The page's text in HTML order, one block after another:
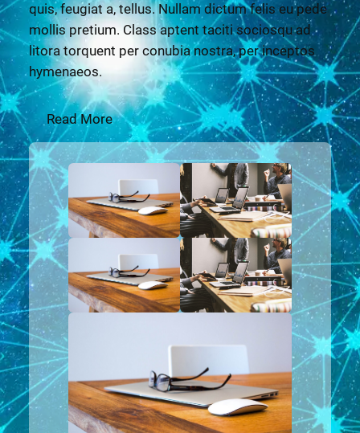
quis, feugiat a, tellus. Nullam dictum felis eu pede
mollis pretium. Class aptent taciti sociosqu ad
litora torquent per conubia nostra, per inceptos
hymenaeos.
Read More